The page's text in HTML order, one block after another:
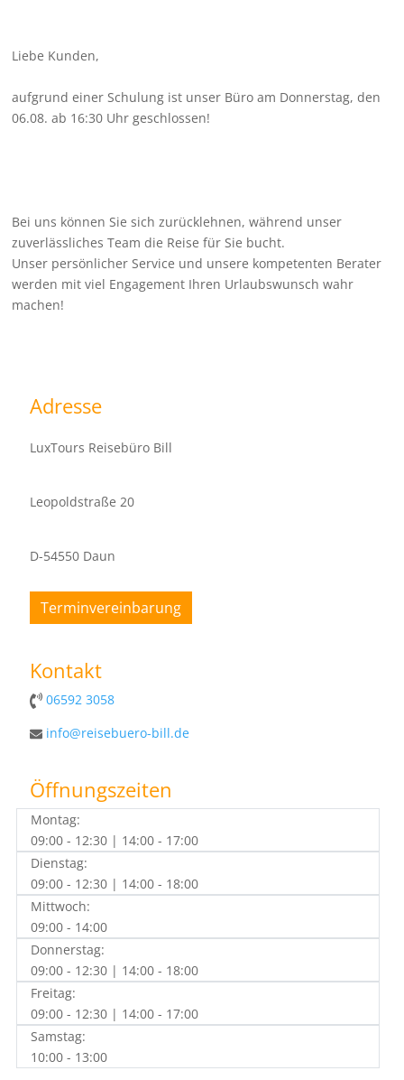
Liebe Kunden,
aufgrund einer Schulung ist unser Büro am Donnerstag, den
06.08. ab 16:30 Uhr geschlossen!
Bei uns können Sie sich zurücklehnen, während unser
zuverlässliches Team die Reise für Sie bucht.
Unser persönlicher Service und unsere kompetenten Berater
werden mit viel Engagement Ihren Urlaubswunsch wahr
machen!
Adresse
LuxTours Reisebüro Bill
Leopoldstraße 20
D-54550 Daun
Terminvereinbarung
Kontakt
06592 3058
info@reisebuero-bill.de
Öffnungszeiten
Montag:
09:00 - 12:30 | 14:00 - 17:00
Dienstag:
09:00 - 12:30 | 14:00 - 18:00
Mittwoch:
09:00 - 14:00
Donnerstag:
09:00 - 12:30 | 14:00 - 18:00
Freitag:
09:00 - 12:30 | 14:00 - 17:00
Samstag:
10:00 - 13:00